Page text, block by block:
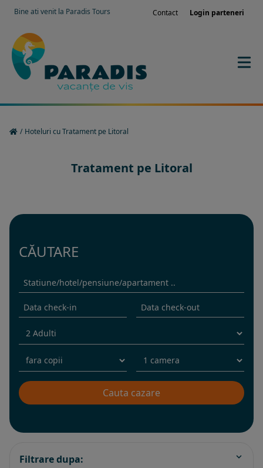
Bine ati venit la Paradis Tours Contact Login parteneri
/ Hoteluri cu Tratament pe Litoral
Tratament pe Litoral
CĂUTARE
Filtrare dupa: